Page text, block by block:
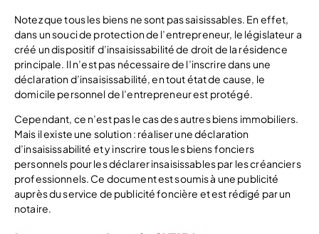
Notez que tous les biens ne sont pas saisissables. En effet,
dans un souci de protection de l’entrepreneur, le législateur a
créé un dispositif d’insaisissabilité de droit de la résidence
principale. Il n’est pas nécessaire de l’inscrire dans une
déclaration d’insaisissabilité, en tout état de cause, le
domicile personnel de l’entrepreneur est protégé.
Cependant, ce n’est pas le cas des autres biens immobiliers.
Mais il existe une solution : réaliser une déclaration
d’insaisissabilité et y inscrire tous les biens fonciers
personnels pour les déclarer insaisissables par les créanciers
professionnels. Ce document est soumis à une publicité
auprès du service de publicité foncière et est rédigé par un
notaire.